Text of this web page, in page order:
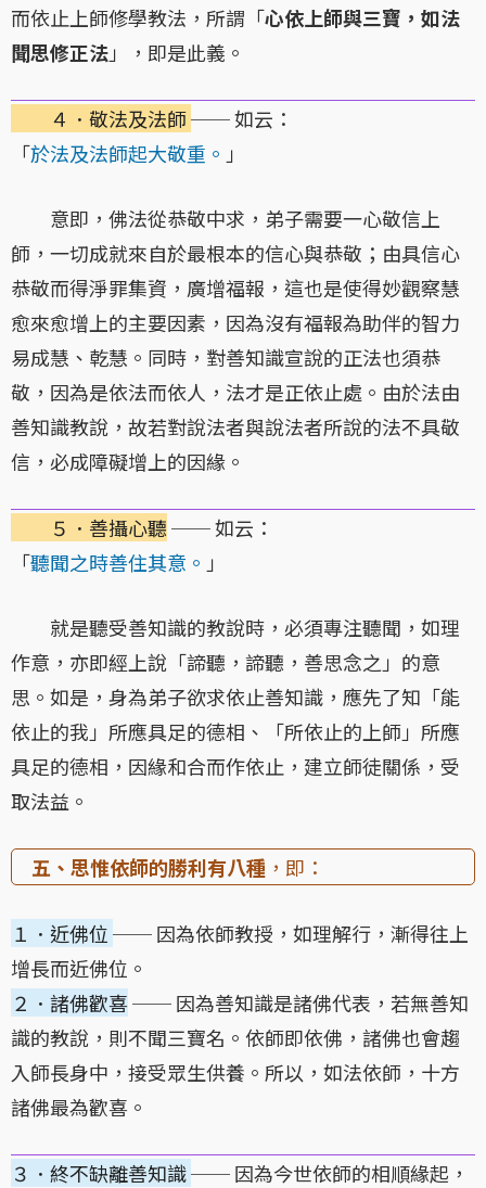
而依止上師修學教法，所謂「心依上師與三寶，如法
聞思修正法」，即是此義。
４．敬法及法師── 如云：
「於法及法師起大敬重。 」
意即，佛法從恭敬中求，弟子需要一心敬信上
師，一切成就來自於最根本的信心與恭敬；由具信心
恭敬而得淨罪集資，廣增福報，這也是使得妙觀察慧
愈來愈增上的主要因素，因為沒有福報為助伴的智力
易成慧、乾慧。同時，對善知識宣說的正法也須恭
敬，因為是依法而依人，法才是正依止處。由於法由
善知識教說，故若對說法者與說法者所說的法不具敬
信，必成障礙增上的因緣。
５．善攝心聽── 如云：
「聽聞之時善住其意。 」
就是聽受善知識的教說時，必須專注聽聞，如理
作意，亦即經上說「諦聽，諦聽，善思念之」的意
思。如是，身為弟子欲求依止善知識，應先了知「能
依止的我」所應具足的德相、「所依止的上師」所應
具足的德相，因緣和合而作依止，建立師徒關係，受
取法益。
五、思惟依師的勝利有八種 ，即：
１．近佛位── 因為依師教授，如理解行，漸得往上
增長而近佛位。
２．諸佛歡喜── 因為善知識是諸佛代表，若無善知
識的教說，則不聞三寶名。依師即依佛，諸佛也會趨
入師長身中，接受眾生供養。所以，如法依師，十方
諸佛最為歡喜。
３．終不缺離善知識── 因為今世依師的相順緣起，